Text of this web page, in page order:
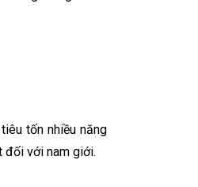
tốn nhiều năng
đối với nam giới.